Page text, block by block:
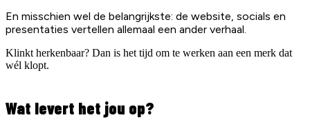
En misschien wel de belangrijkste: de website, socials en
presentaties vertellen allemaal een ander verhaal.
Klinkt herkenbaar? Dan is het tijd om te werken aan een merk dat
wél klopt.
Wat levert het jou op?